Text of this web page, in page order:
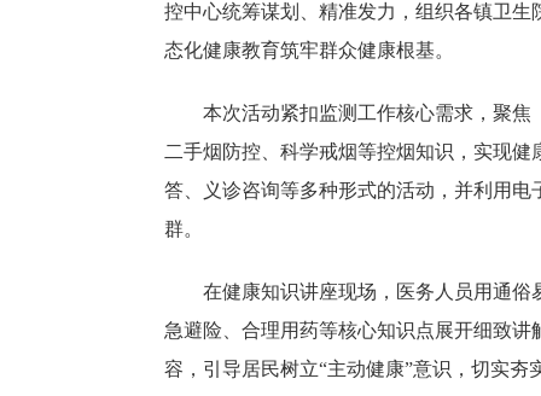
控中心统筹谋划、精准发力，组织各镇卫
态化健康教育筑牢群众健康根基。
本次活动紧扣监测工作核心需求，聚
二手烟防控、科学戒烟等控烟知识，实现
答、义诊咨询等多种形式的活动，并利用
群。
在健康知识讲座现场，医务人员用通
急避险、合理用药等核心知识点展开细致
容，引导居民树立“主动健康”意识，切实